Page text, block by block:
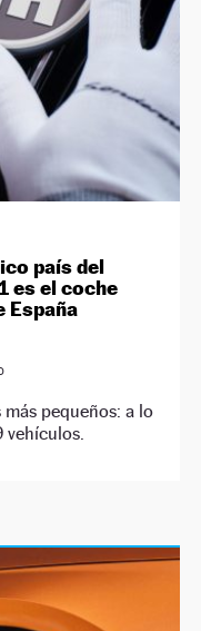
país del
es el coche
España
pequeños: a lo